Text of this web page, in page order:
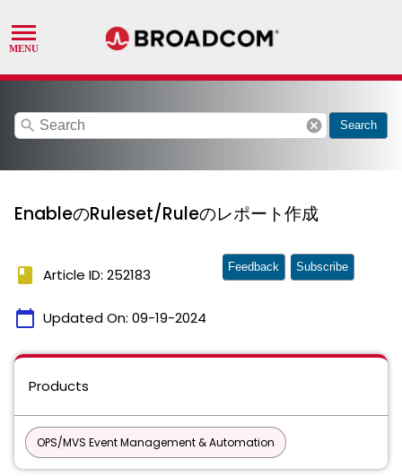
search cancel Search
EnableのRuleset/Ruleのレポート作成
book Article ID: 252183
calendar_today Updated On: 09-19-2024
Feedback Subscribe
Products
OPS/MVS Event Management & Automation